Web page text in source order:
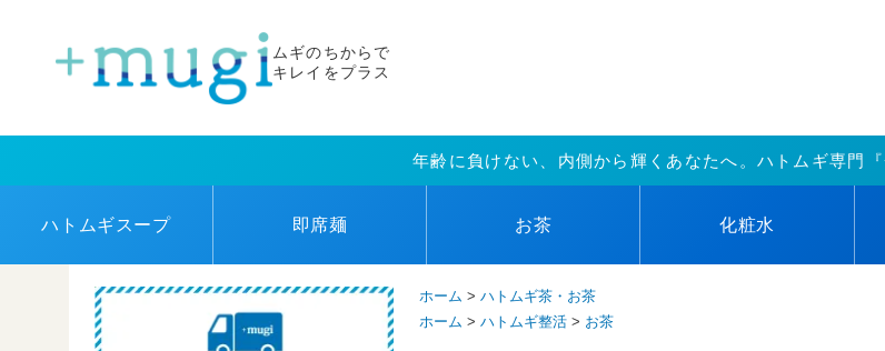
ムギのちからで
キレイをプラス
年齢に負けない、内側から輝くあなたへ。ハトムギ専門
ハトムギスープ 即席麺 お茶 化粧水
ホーム > ハトムギ茶・お茶
ホーム > ハトムギ整活 > お茶